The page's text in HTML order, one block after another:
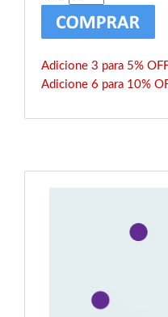
Adicione 3 para 5%
Adicione 6 para 10%